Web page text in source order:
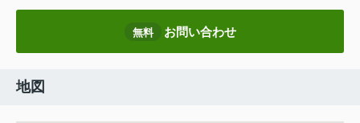
無料 お問い合わせ
地図